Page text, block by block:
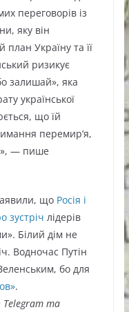
переговорів із
яку він
Україну та її
ризикує
залишай», яка
української
що їй
перемир’я,
— пише
що Росія і
зустріч лідерів
Білий дім не
Водночас Путін
бо для
.
Telegram та